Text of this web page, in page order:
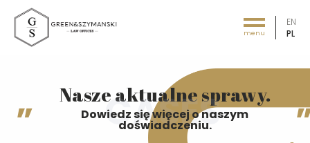
menu
EN
PL
Nasze aktualne sprawy.
Dowiedz się więcej o naszym
doświadczeniu.